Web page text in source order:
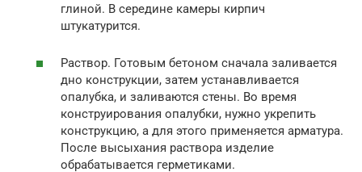
глиной. В середине камеры кирпич
штукатурится.
Раствор. Готовым бетоном сначала заливается
дно конструкции, затем устанавливается
опалубка, и заливаются стены. Во время
конструирования опалубки, нужно укрепить
конструкцию, а для этого применяется арматура.
После высыхания раствора изделие
обрабатывается герметиками.